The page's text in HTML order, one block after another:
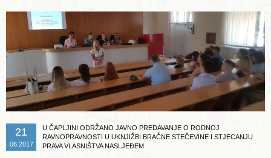
21
06.2017
U ČAPLJINI ODRŽANO JAVNO PREDAVANJE O RODNOJ
RAVNOPRAVNOSTI U UKNJIŽBI BRAČNE STEČEVINE I STJECANJU
PRAVA VLASNIŠTVA NASLJEĐEM